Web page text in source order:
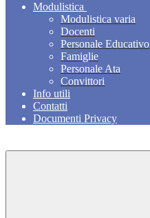
Modulistica
Modulistica varia
Docenti
Personale Educativo
Famiglie
Personale Ata
Convittori
Info utili
Contatti
Documenti Privacy